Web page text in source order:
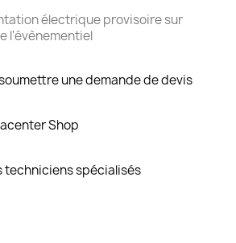
électrique provisoire sur
l'évènementiel
une demande de devis
Shop
techniciens spécialisés